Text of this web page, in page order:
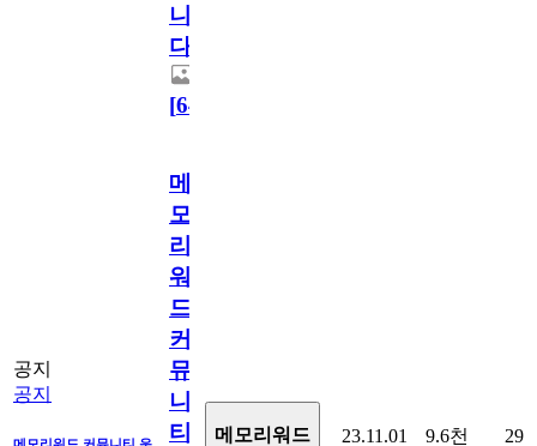
니
다.
[64
공지
공지
메
모
리
워
드
커
뮤
니
티
메모리워드 23.11.01 9.6천 29